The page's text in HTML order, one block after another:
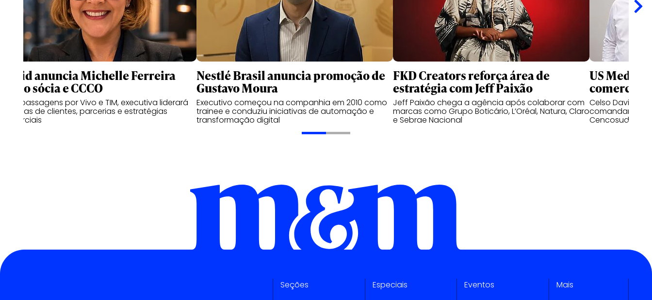
Druid anuncia Michelle Ferreira
como sócia e CCCO
Com passagens por Vivo e TIM, executiva liderará
as áreas de clientes, parcerias e estratégias
comerciais
Nestlé Brasil anuncia promoção de
Gustavo Moura
Executivo começou na companhia em 2010 como
trainee e conduziu iniciativas de automação e
transformação digital
FKD Creators reforça área de
estratégia com Jeff Paixão
Jeff Paixão chega a agência após colaborar com
marcas como Grupo Boticário, L’Oréal, Natura, Claro
e Sebrae Nacional
US Media
comercial
Celso David e
comandar as
Cencosud no
Seções Especiais Eventos Mais